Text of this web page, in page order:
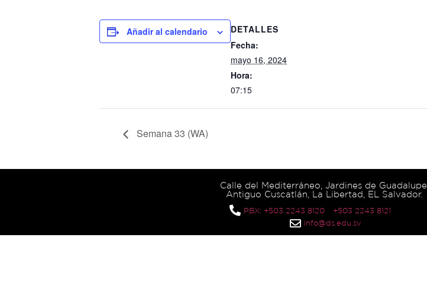
Añadir al calendario
DETALLES
Fecha:
mayo 16, 2024
Hora:
07:15
Semana 33 (WA)
Calle del Mediterráneo, Jardines de Guadalupe,
Antiguo Cuscatlán, La Libertad, EL Salvador.
PBX: +503 2243 8120
+503 2243 8121
info@ds.edu.sv